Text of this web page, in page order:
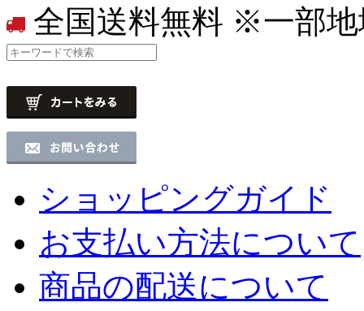
全国送料無料 ※一部地
ショッピングガイド
お支払い方法について
商品の配送について